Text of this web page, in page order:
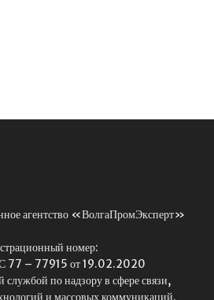
агентство «ВолгаПромЭксперт»
номер:
77 – 77915 от 19.02.2020
службой по надзору в сфере связи,
и массовых коммуникаций.